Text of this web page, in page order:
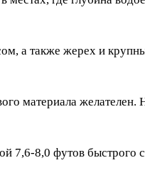
а также жерех и
материала желателен.
7,6-8,0 футов